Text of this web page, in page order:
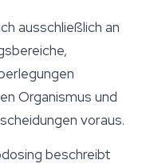
ausschließlich an
Organismus und
voraus.
beschreibt